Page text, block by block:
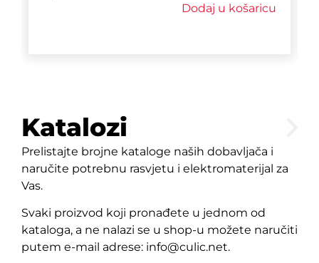
Dodaj u košaricu
Katalozi
Prelistajte brojne kataloge naših dobavljača i
naručite potrebnu rasvjetu i elektromaterijal za
Vas.
Svaki proizvod koji pronađete u jednom od
kataloga, a ne nalazi se u shop-u možete naručiti
putem e-mail adrese: info@culic.net.